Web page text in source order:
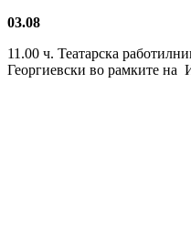
03.08
11.00 ч. Театарска
Георгиевски во рамките